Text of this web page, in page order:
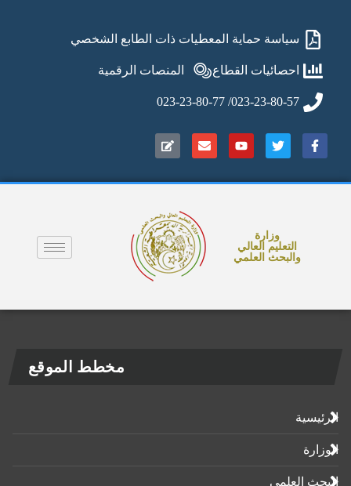
سياسة حماية المعطيات ذات الطابع الشخصي
احصائيات القطاع المنصات الرقمية
023-23-80-57/ 023-23-80-77
وزارة
التعليم العالي
والبحث العلمي
مخطط الموقع
الرئيسية
الوزارة
البحث العلمي